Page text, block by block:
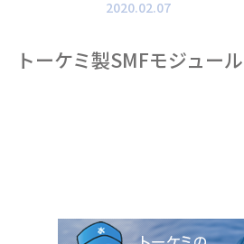
2020.02.07
トーケミ製SMFモジュー